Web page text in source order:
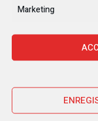
Marketing
Nouvelles
30 janvier 2025